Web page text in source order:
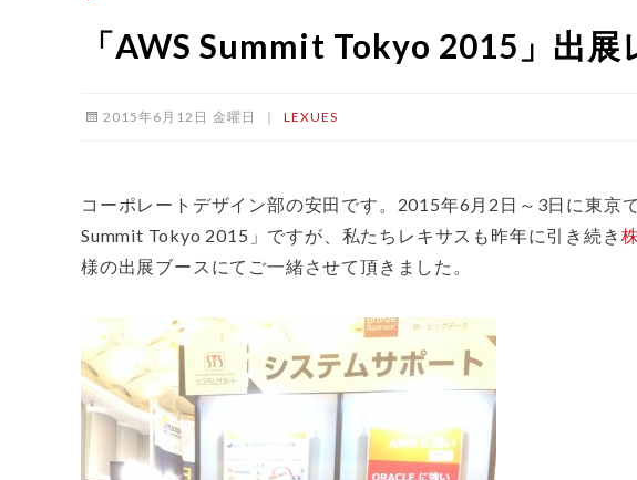
「AWS Summit Tokyo 2015」出展
2015年6月12日 金曜日 ｜ LEXUES
コーポレートデザイン部の安田です。2015年6月2日～3日に東京
Summit Tokyo 2015」ですが、私たちレキサスも昨年に引き続き
様の出展ブースにてご一緒させて頂きました。